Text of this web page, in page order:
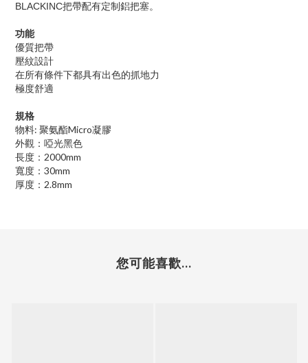
BLACKINC把帶配有定制鋁把塞。
功能
優質把帶
壓紋設計
在所有條件下都具有出色的抓地力
極度舒適
規格
物料: 聚氨酯Micro凝膠
外觀：啞光黑色
長度： 2000mm
寬度： 30mm
厚度： 2.8mm
您可能喜歡...